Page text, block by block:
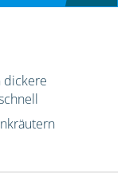
dickere